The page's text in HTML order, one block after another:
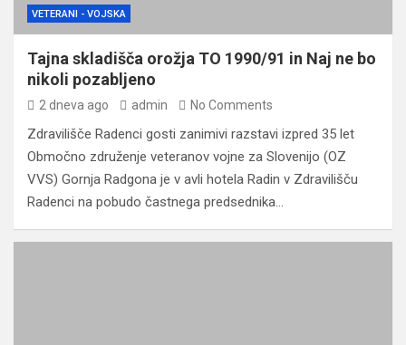
VETERANI - VOJSKA
Tajna skladišča orožja TO 1990/91 in Naj ne bo
nikoli pozabljeno
2 dneva ago admin No Comments
Zdravilišče Radenci gosti zanimivi razstavi izpred 35 let
Območno združenje veteranov vojne za Slovenijo (OZ
VVS) Gornja Radgona je v avli hotela Radin v Zdravilišču
Radenci na pobudo častnega predsednika…